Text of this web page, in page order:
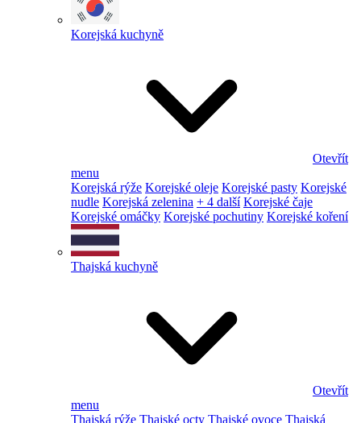
Korejská kuchyně
Otevřít
menu
Korejská rýže Korejské oleje Korejské pasty Korejské
nudle Korejská zelenina + 4 další Korejské čaje
Korejské omáčky Korejské pochutiny Korejské koření
Thajská kuchyně
Otevřít
menu
Thajská rýže Thajské octy Thajské ovoce Thajská